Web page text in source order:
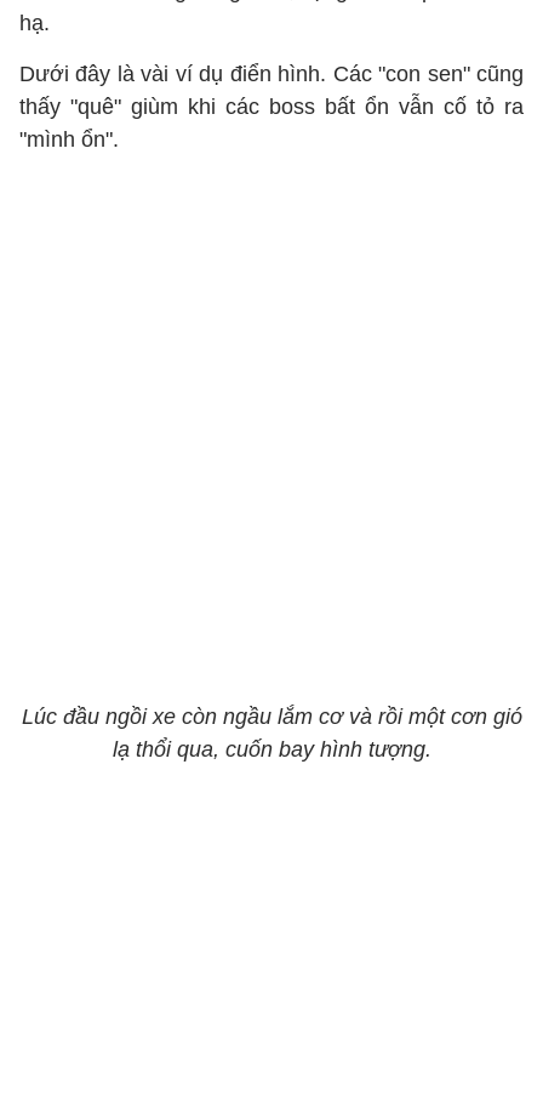
hạ.
Dưới đây là vài ví dụ điển hình. Các "con sen" cũng
thấy "quê" giùm khi các boss bất ổn vẫn cố tỏ ra
"mình ổn".
Lúc đầu ngồi xe còn ngầu lắm cơ và rồi một cơn gió
lạ thổi qua, cuốn bay hình tượng.